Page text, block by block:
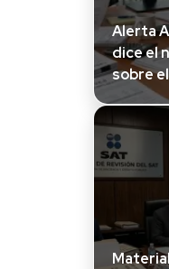
Alerta
dice el
sobre